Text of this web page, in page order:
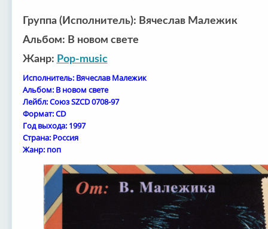
Группа (Исполнитель): Вячеслав Малежик
Альбом: В новом свете
Жанр: Pop-music
Исполнитель: Вячеслав Малежик
Альбом: В новом свете
Лейбл: Союз SZCD 0708-97
Формат: CD
Год выхода: 1997
Страна: Россия
Жанр: поп